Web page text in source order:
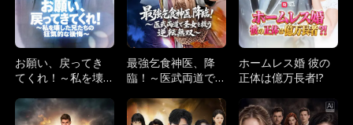
お願い、戻ってき
てくれ！～私を壊
的な後悔～
最強乞食神医、降
臨！～医武両道で
双～
ホームレス婚 彼の
正体は億万長者!?